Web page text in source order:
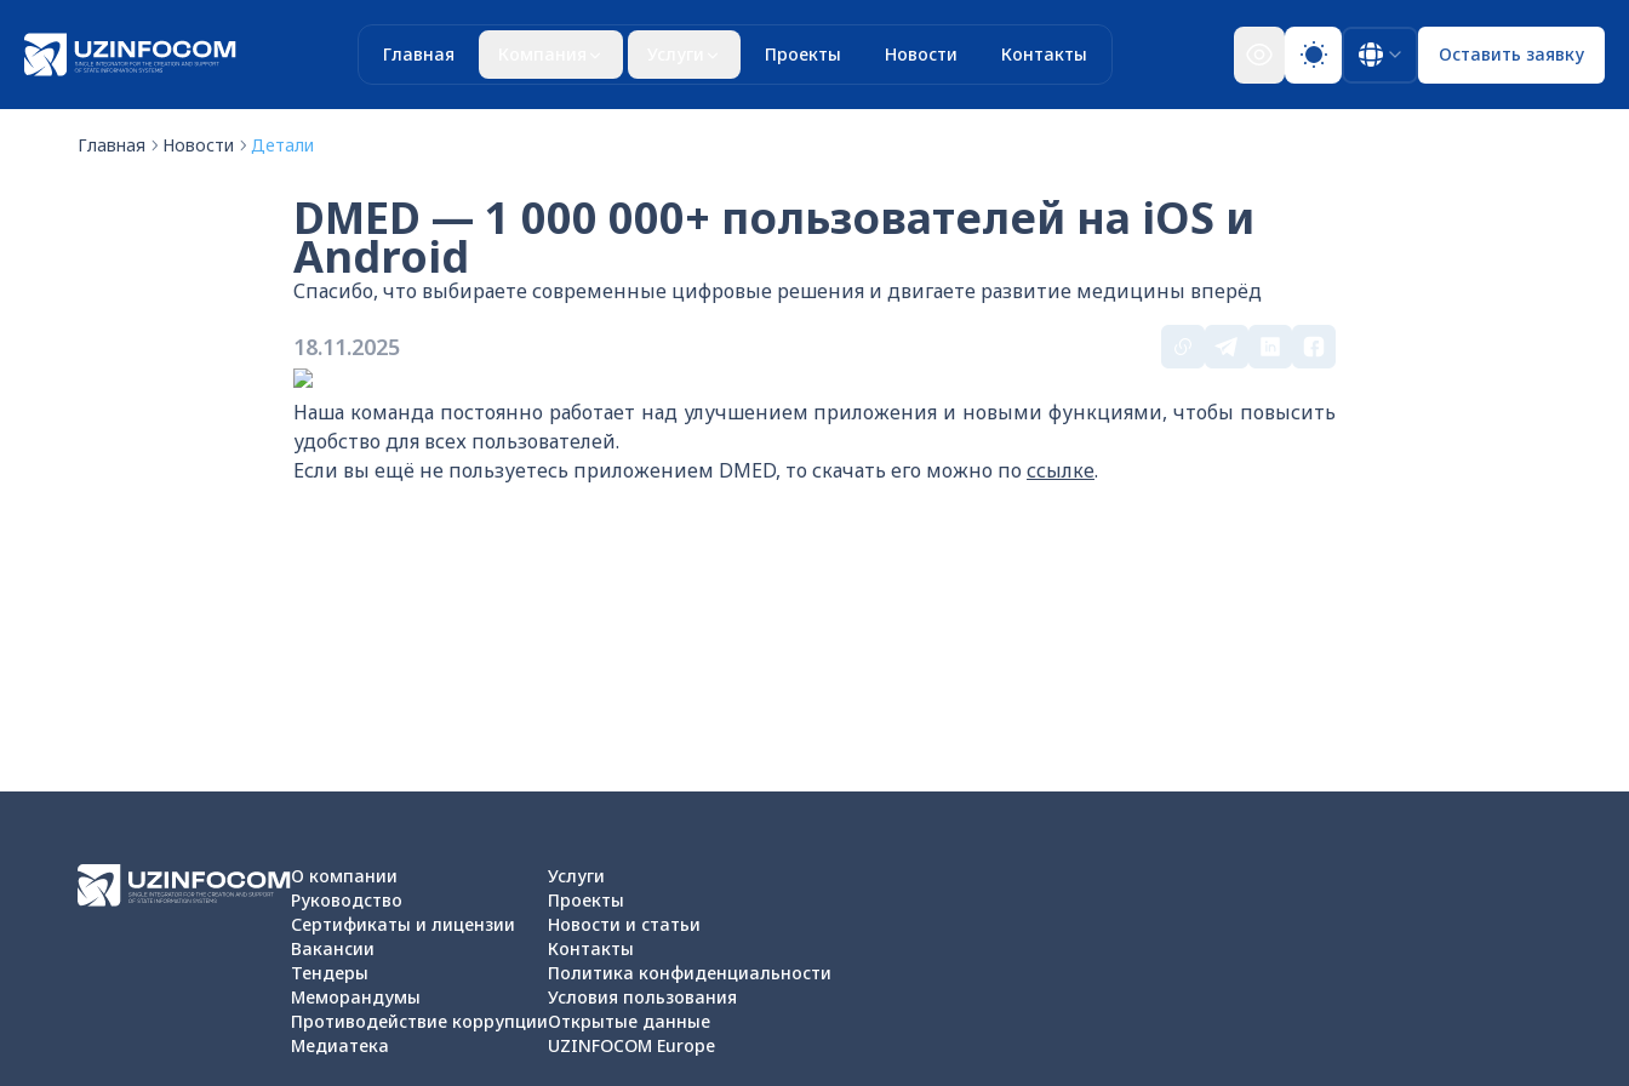
Главная Проекты Новости Контакты Оставить заявку
Главная Новости Детали
DMED — 1 000 000+ пользователей на iOS и
Android
Спасибо, что выбираете современные цифровые решения и двигаете развитие медицины вперёд
18.11.2025
Наша команда постоянно работает над улучшением приложения и новыми функциями, чтобы повысить
удобство для всех пользователей.
Если вы ещё не пользуетесь приложением DMED, то скачать его можно поссылке.
О компании
Руководство
Сертификаты и лицензии
Вакансии
Тендеры
Меморандумы
Противодействие коррупции
Медиатека
Услуги
Проекты
Новости и статьи
Контакты
Политика конфиденциальности
Условия пользования
Открытые данные
UZINFOCOM Europe